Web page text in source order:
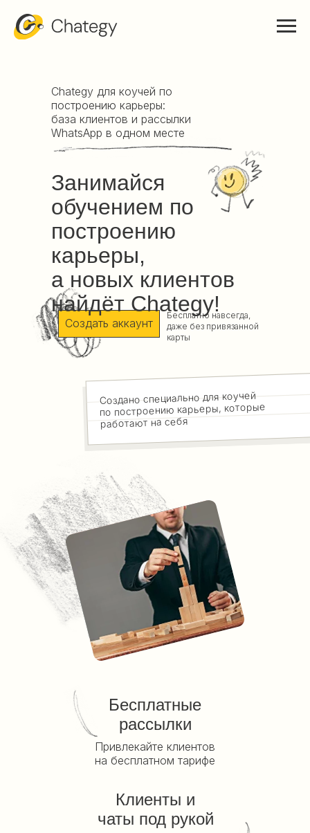
Создать аккаунт
Занимайся
обучением по
построению
карьеры,
а новых клиентов
найдёт Chategy!
Создано специально для коучей
по построению карьеры, которые
работают на себя
Бесплатно навсегда,
даже без привязанной
карты
Клиенты и
чаты под рукой
Бесплатные
рассылки
Привлекайте клиентов
на бесплатном тарифе
Chategy для коучей по
построению карьеры:
база клиентов и рассылки
WhatsApp в одном месте